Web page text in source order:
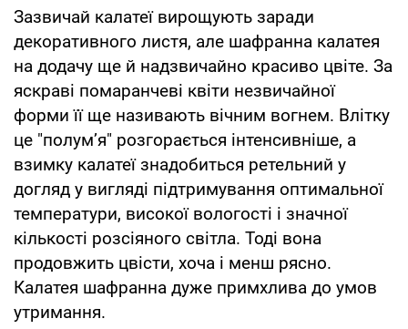
Зазвичай калатеї вирощують заради
декоративного листя, але шафранна калатея
на додачу ще й надзвичайно красиво цвіте. За
яскраві помаранчеві квіти незвичайної
форми її ще називають вічним вогнем. Влітку
це "полум’я" розгорається інтенсивніше, а
взимку калатеї знадобиться ретельний у
догляд у вигляді підтримування оптимальної
температури, високої вологості і значної
кількості розсіяного світла. Тоді вона
продовжить цвісти, хоча і менш рясно.
Калатея шафранна дуже примхлива до умов
утримання.